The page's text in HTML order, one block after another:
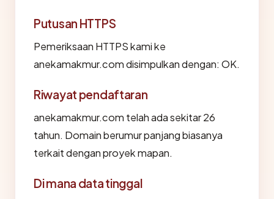
Putusan HTTPS
Pemeriksaan HTTPS kami ke
anekamakmur.com disimpulkan dengan: OK.
Riwayat pendaftaran
anekamakmur.com telah ada sekitar 26
tahun. Domain berumur panjang biasanya
terkait dengan proyek mapan.
Di mana data tinggal